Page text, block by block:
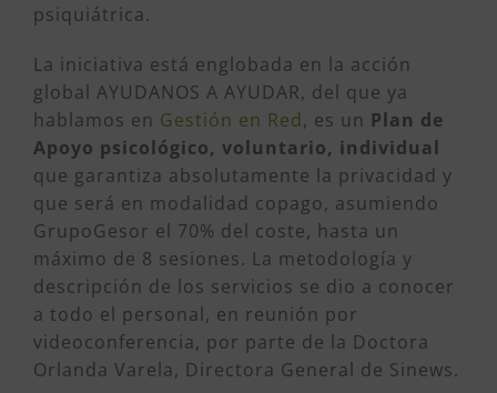
psiquiátrica.
La iniciativa está englobada en la acción
global AYUDANOS A AYUDAR, del que ya
hablamos en Gestión en Red, es un Plan de
Apoyo psicológico, voluntario, individual
que garantiza absolutamente la privacidad y
que será en modalidad copago, asumiendo
GrupoGesor el 70% del coste, hasta un
máximo de 8 sesiones. La metodología y
descripción de los servicios se dio a conocer
a todo el personal, en reunión por
videoconferencia, por parte de la Doctora
Orlanda Varela, Directora General de Sinews.